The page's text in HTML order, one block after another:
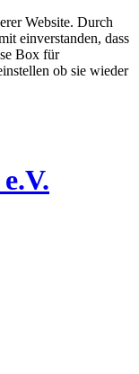
Website. Durch
einverstanden, dass
Box für
ob sie wieder